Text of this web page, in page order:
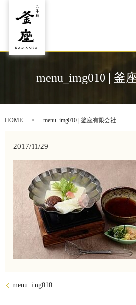
menu_img010 | 釜
HOME menu_img010 | 釜座有限会社
2017/11/29
menu_img010